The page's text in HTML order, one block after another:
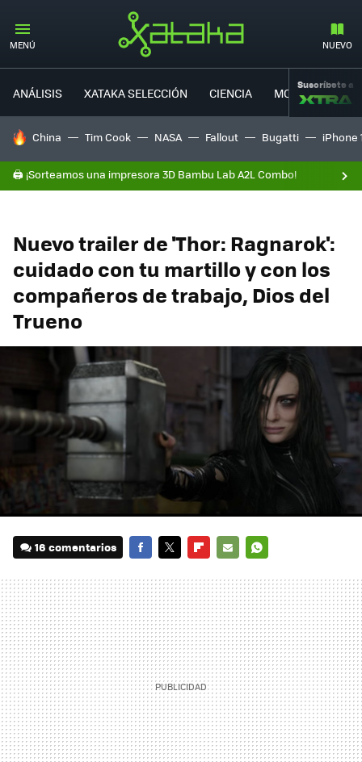
MENÚ NUEVO
ANÁLISIS XATAKA SELECCIÓN CIENCIA MOVILIDAD
Suscríbete a
HOY SE HABLA DE
China Tim Cook NASA Fallout Bugatti iPhone
🖨️ ¡Sorteamos una impresora 3D Bambu Lab A2L Combo!
Nuevo trailer de 'Thor: Ragnarok':
cuidado con tu martillo y con los
compañeros de trabajo, Dios del
Trueno
16 comentarios
MAIL